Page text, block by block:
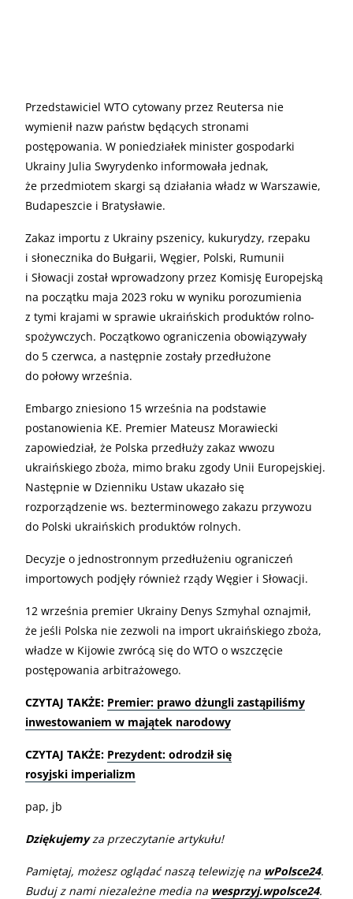
Przedstawiciel WTO cytowany przez Reutersa nie
wymienił nazw państw będących stronami
postępowania. W poniedziałek minister gospodarki
Ukrainy Julia Swyrydenko informowała jednak,
że przedmiotem skargi są działania władz w Warszawie,
Budapeszcie i Bratysławie.
Zakaz importu z Ukrainy pszenicy, kukurydzy, rzepaku
i słonecznika do Bułgarii, Węgier, Polski, Rumunii
i Słowacji został wprowadzony przez Komisję Europejską
na początku maja 2023 roku w wyniku porozumienia
z tymi krajami w sprawie ukraińskich produktów rolno-
spożywczych. Początkowo ograniczenia obowiązywały
do 5 czerwca, a następnie zostały przedłużone
do połowy września.
Embargo zniesiono 15 września na podstawie
postanowienia KE. Premier Mateusz Morawiecki
zapowiedział, że Polska przedłuży zakaz wwozu
ukraińskiego zboża, mimo braku zgody Unii Europejskiej.
Następnie w Dzienniku Ustaw ukazało się
rozporządzenie ws. bezterminowego zakazu przywozu
do Polski ukraińskich produktów rolnych.
Decyzje o jednostronnym przedłużeniu ograniczeń
importowych podjęły również rządy Węgier i Słowacji.
12 września premier Ukrainy Denys Szmyhal oznajmił,
że jeśli Polska nie zezwoli na import ukraińskiego zboża,
władze w Kijowie zwrócą się do WTO o wszczęcie
postępowania arbitrażowego.
CZYTAJ TAKŻE: Premier: prawo dżungli zastąpiliśmy
inwestowaniem w majątek narodowy
CZYTAJ TAKŻE: Prezydent: odrodził się
rosyjski imperializm
pap, jb
Dziękujemyza przeczytanie artykułu!
Pamiętaj, możesz oglądać naszą telewizję na wPolsce24.
Buduj z nami niezależne media na wesprzyj.wpolsce24.